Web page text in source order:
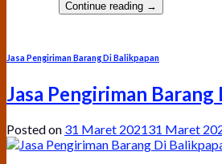
Continue reading →
Jasa Pengiriman Barang Di Balikpapan
Jasa Pengiriman
Posted on 31 Maret 202131 Maret